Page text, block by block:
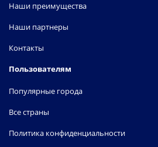
Наши преимущества
Наши партнеры
Контакты
Пользователям
Популярные города
Все страны
Политика конфиденциальности